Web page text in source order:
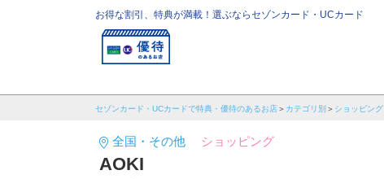
お得な割引、特典が満載！選ぶならセゾンカード・UCカード
セゾンカード・UCカードで特典・優待のあるお店 カテゴリ別 ショッピング
全国・その他 ショッピング
AOKI